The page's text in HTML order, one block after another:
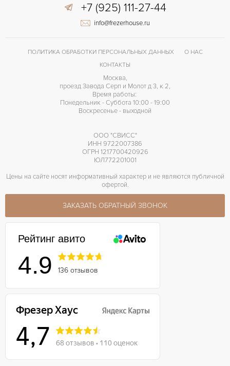
+7 (925) 111-27-44
info@frezerhouse.ru
ПОЛИТИКА ОБРАБОТКИ ПЕРСОНАЛЬНЫХ ДАННЫХ
О НАС
КОНТАКТЫ
Москва,
проезд Завода Серп и Молот д 3, к 2,
Время работы:
Понедельник - Суббота 10:00 - 19:00
Воскресенье - выходной
ООО "СВИСС"
ИНН 9722007386
ОГРН 1217700420926
ЮЛ772201001
Цены на сайте носят информативный характер и не являются публичной
офертой.
ЗАКАЗАТЬ ОБРАТНЫЙ ЗВОНОК
Рейтинг авито
4.9 136 отзывов